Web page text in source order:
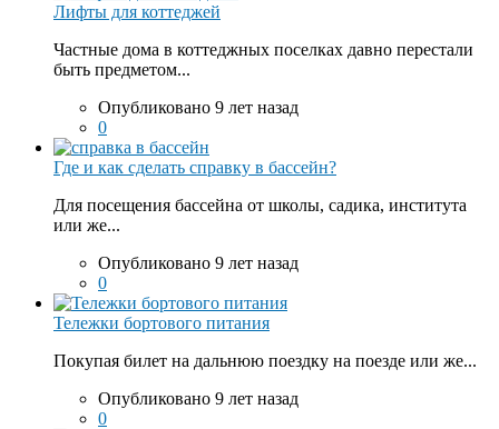
Лифты для коттеджей
Частные дома в коттеджных поселках давно перестали
быть предметом...
Опубликовано 9 лет назад
0
Где и как сделать справку в бассейн?
Для посещения бассейна от школы, садика, института
или же...
Опубликовано 9 лет назад
0
Тележки бортового питания
Покупая билет на дальнюю поездку на поезде или же...
Опубликовано 9 лет назад
0